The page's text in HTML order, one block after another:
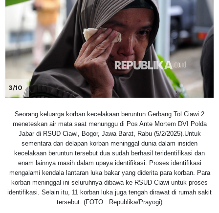
3/10
Seorang keluarga korban kecelakaan beruntun Gerbang Tol Ciawi 2
meneteskan air mata saat menunggu di Pos Ante Mortem DVI Polda
Jabar di RSUD Ciawi, Bogor, Jawa Barat, Rabu (5/2/2025).Untuk
sementara dari delapan korban meninggal dunia dalam insiden
kecelakaan beruntun tersebut dua sudah berhasil teridentifikasi dan
enam lainnya masih dalam upaya identifikasi. Proses identifikasi
mengalami kendala lantaran luka bakar yang diderita para korban. Para
korban meninggal ini seluruhnya dibawa ke RSUD Ciawi untuk proses
identifikasi. Selain itu, 11 korban luka juga tengah dirawat di rumah sakit
tersebut. (FOTO : Republika/Prayogi)